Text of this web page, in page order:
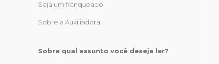
Seja um franqueado
Sobre a Auxiliadora
Sobre qual assunto você deseja ler?